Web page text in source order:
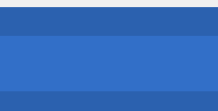
小心！